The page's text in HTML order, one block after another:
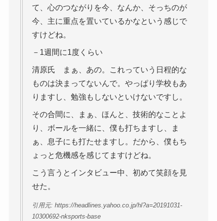
て、心のつながりを今、なんか、そっちのが
今、主に重点を置いているかなという感じで
すけどね。
－1週間に1度くらい
清原氏 まぁ、あの。これっていう日程的な
ものは決まってないんで。やっぱり学校もあ
りますし、勉強もしないといけないですし。
その合間に、まぁ、ほんと、技術的なことよ
り、ボールを一緒に、僕も打ちますし、ま
ぁ、息子にも打たせますし。だから、僕もち
ょっと危機感を感じてますけどね。
こう言うとインタビュー中、初めて笑顔を見
せた。
引用元: https://headlines.yahoo.co.jp/hl?a=20191031-
10300692-nksports-base